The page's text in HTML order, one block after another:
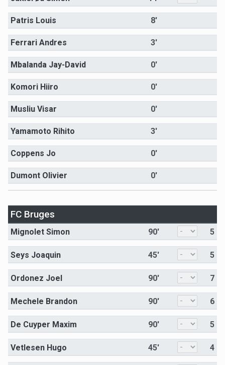
Patris Louis 8'
Ferrari Andres 3'
Mbalanda Jay-David 0'
Komori Hiiro 0'
Musliu Visar 0'
Yamamoto Rihito 3'
Coppens Jo 0'
Dumont Olivier 0'
FC Bruges
Mignolet Simon 90' 5
Seys Joaquin 45' 5
Ordonez Joel 90' 7
Mechele Brandon 90' 6
De Cuyper Maxim 90' 5
Vetlesen Hugo 45' 4